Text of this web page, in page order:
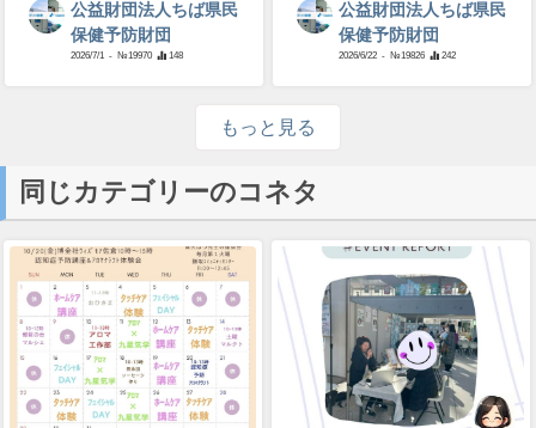
公益財団法人ちば県民
保健予防財団
2026/7/1 - №19970 148
公益財団法人ちば県民
保健予防財団
2026/6/22 - №19826 242
もっと見る
同じカテゴリーのコネタ